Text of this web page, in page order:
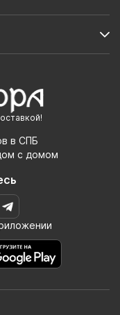
в СПБ
с домом